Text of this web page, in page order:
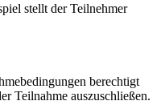
stellt der Teilnehmer
berechtigt
Teilnahme auszuschließen.